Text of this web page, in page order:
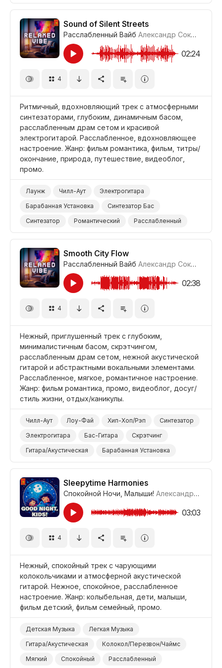
Йога
Медитация Досуг/Стиль Жизни
Sound of Silent Streets
Расслабленный Вайб Александр Соколов
02:24
4
Ритмичный, вдохновляющий трек с атмосферными
синтезаторами, глубоким, динамичным басом,
расслабленным драм сетом и красивой
электрогитарой. Расслабленное, вдохновляющее
настроение. Жанр: фильм романтика, фильм, титры/
окончание, природа, путешествие, видеоблог,
промо.
Лаунж Чилл-Аут
Электрогитара
Барабанная Установка
Синтезатор Бас
Синтезатор
Романтический
Расслабленный
Вдохновляющий
Промоушен/Реклама
Видеоблог
Природа
Путешествие
Фильм Романтика
Фильм Титры/Окончание
Фильм/Кино
Smooth City Flow
Расслабленный Вайб Александр Соколов
02:38
4
Нежный, приглушенный трек с глубоким,
минималистичным басом, скрэтчингом,
расслабленным драм сетом, нежной акустической
гитарой и абстрактными вокальными элементами.
Расслабленное, мягкое, романтичное настроение.
Жанр: фильм романтика, промо, видеоблог, досуг/
стиль жизни, отдых/каникулы.
Чилл-Аут Лоу-Фай Хип-Хоп/Рэп
Синтезатор
Электрогитара
Бас-Гитара
Скрэтчинг
Гитара/Акустическая
Барабанная Установка
Романтический
Мягкий
Расслабленный
Промоушен/Реклама
Видеоблог
Отдых/Отпуск/Каникулы
Досуг/Стиль Жизни
Фильм Романтика
Фильм/Кино
Sleepytime Harmonies
Спокойной Ночи, Малыши! Александр Соколов
03:03
4
Нежный, спокойный трек с чарующими
колокольчиками и атмосферной акустической
гитарой. Нежное, спокойное, расслабленное
настроение. Жанр: колыбельная, дети, малыши,
фильм детский, фильм семейный, промо.
Детская Музыка
Легкая Музыка
Гитара/Акустическая
Колокол/Перезвон/Чаймс
Мягкий
Спокойный Расслабленный